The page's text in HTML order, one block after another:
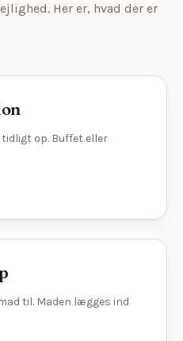
Her er, hvad der er
op. Buffet eller
til. Maden lægges ind